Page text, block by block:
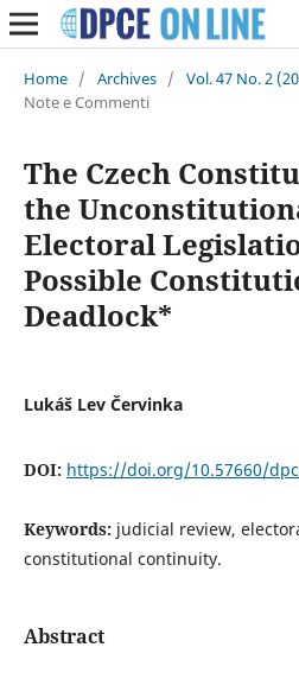
Home / Archives / Vol. 47 No. 2
Note e Commenti
The Czech
the
Electoral
Possible
Deadlock*
Lukáš Lev Červinka
DOI: https://doi.org/10.57660/
Keywords: judicial review,
constitutional continuity.
Abstract